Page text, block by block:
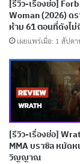
[รีวิว-เรื่องย่อ]
Woman (2026) ด
ห้าม 61 ตอนที่ดังไ
เผยแพร่เมื่อ: 1 สัปด
[รีวิว-เรื่องย่อ]
MMA บราซิล หมัดห
วิญญาณ